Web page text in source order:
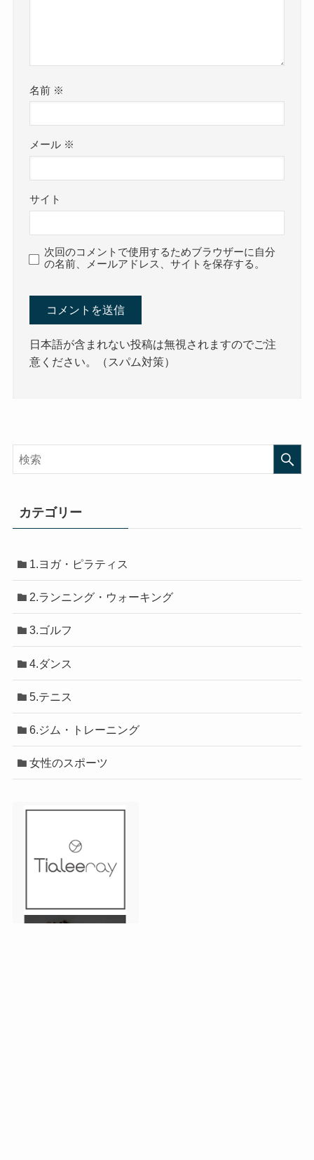
名前 ※
メール ※
サイト
次回のコメントで使用するためブラウザーに自分
の名前、メールアドレス、サイトを保存する。
日本語が含まれない投稿は無視されますのでご注
意ください。（スパム対策）
カテゴリー
1.ヨガ・ピラティス
2.ランニング・ウォーキング
3.ゴルフ
4.ダンス
5.テニス
6.ジム・トレーニング
女性のスポーツ